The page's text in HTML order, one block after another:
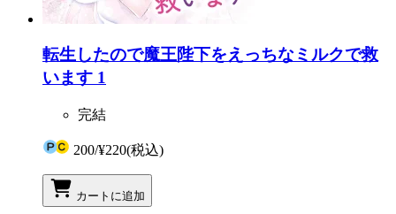
転生したので魔王陛下をえっちなミルクで救
います 1
完結
200/¥220(税込)
カートに追加